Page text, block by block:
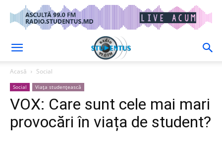
Acasă Social
Social Viața studențească
VOX: Care sunt cele mai mari
provocări în viața de student?